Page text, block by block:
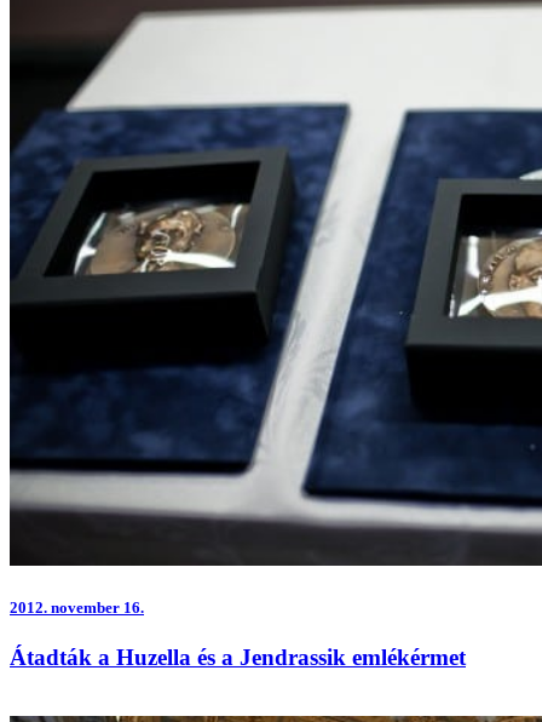
2012. november 16.
Átadták a Huzella és a Jendrassik emlékérmet